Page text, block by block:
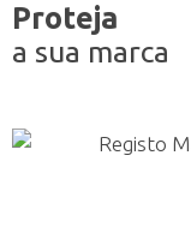
Proteja
a sua marca